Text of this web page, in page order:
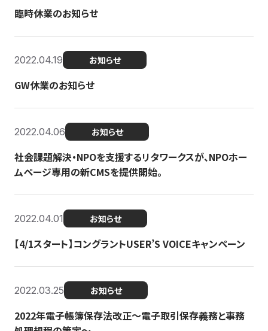
臨時休業のお知らせ
2022.04.19 お知らせ
GW休業のお知らせ
2022.04.06 お知らせ
社会課題解決・NPOを支援するリタワークスが、NPOホー
ムページ専用の新CMSを提供開始。
2022.04.01 お知らせ
【4/1スタート】コングラントUSER’S VOICEキャンペーン
2022.03.25 お知らせ
2022年電子帳簿保存法改正～電子取引保存義務と事務